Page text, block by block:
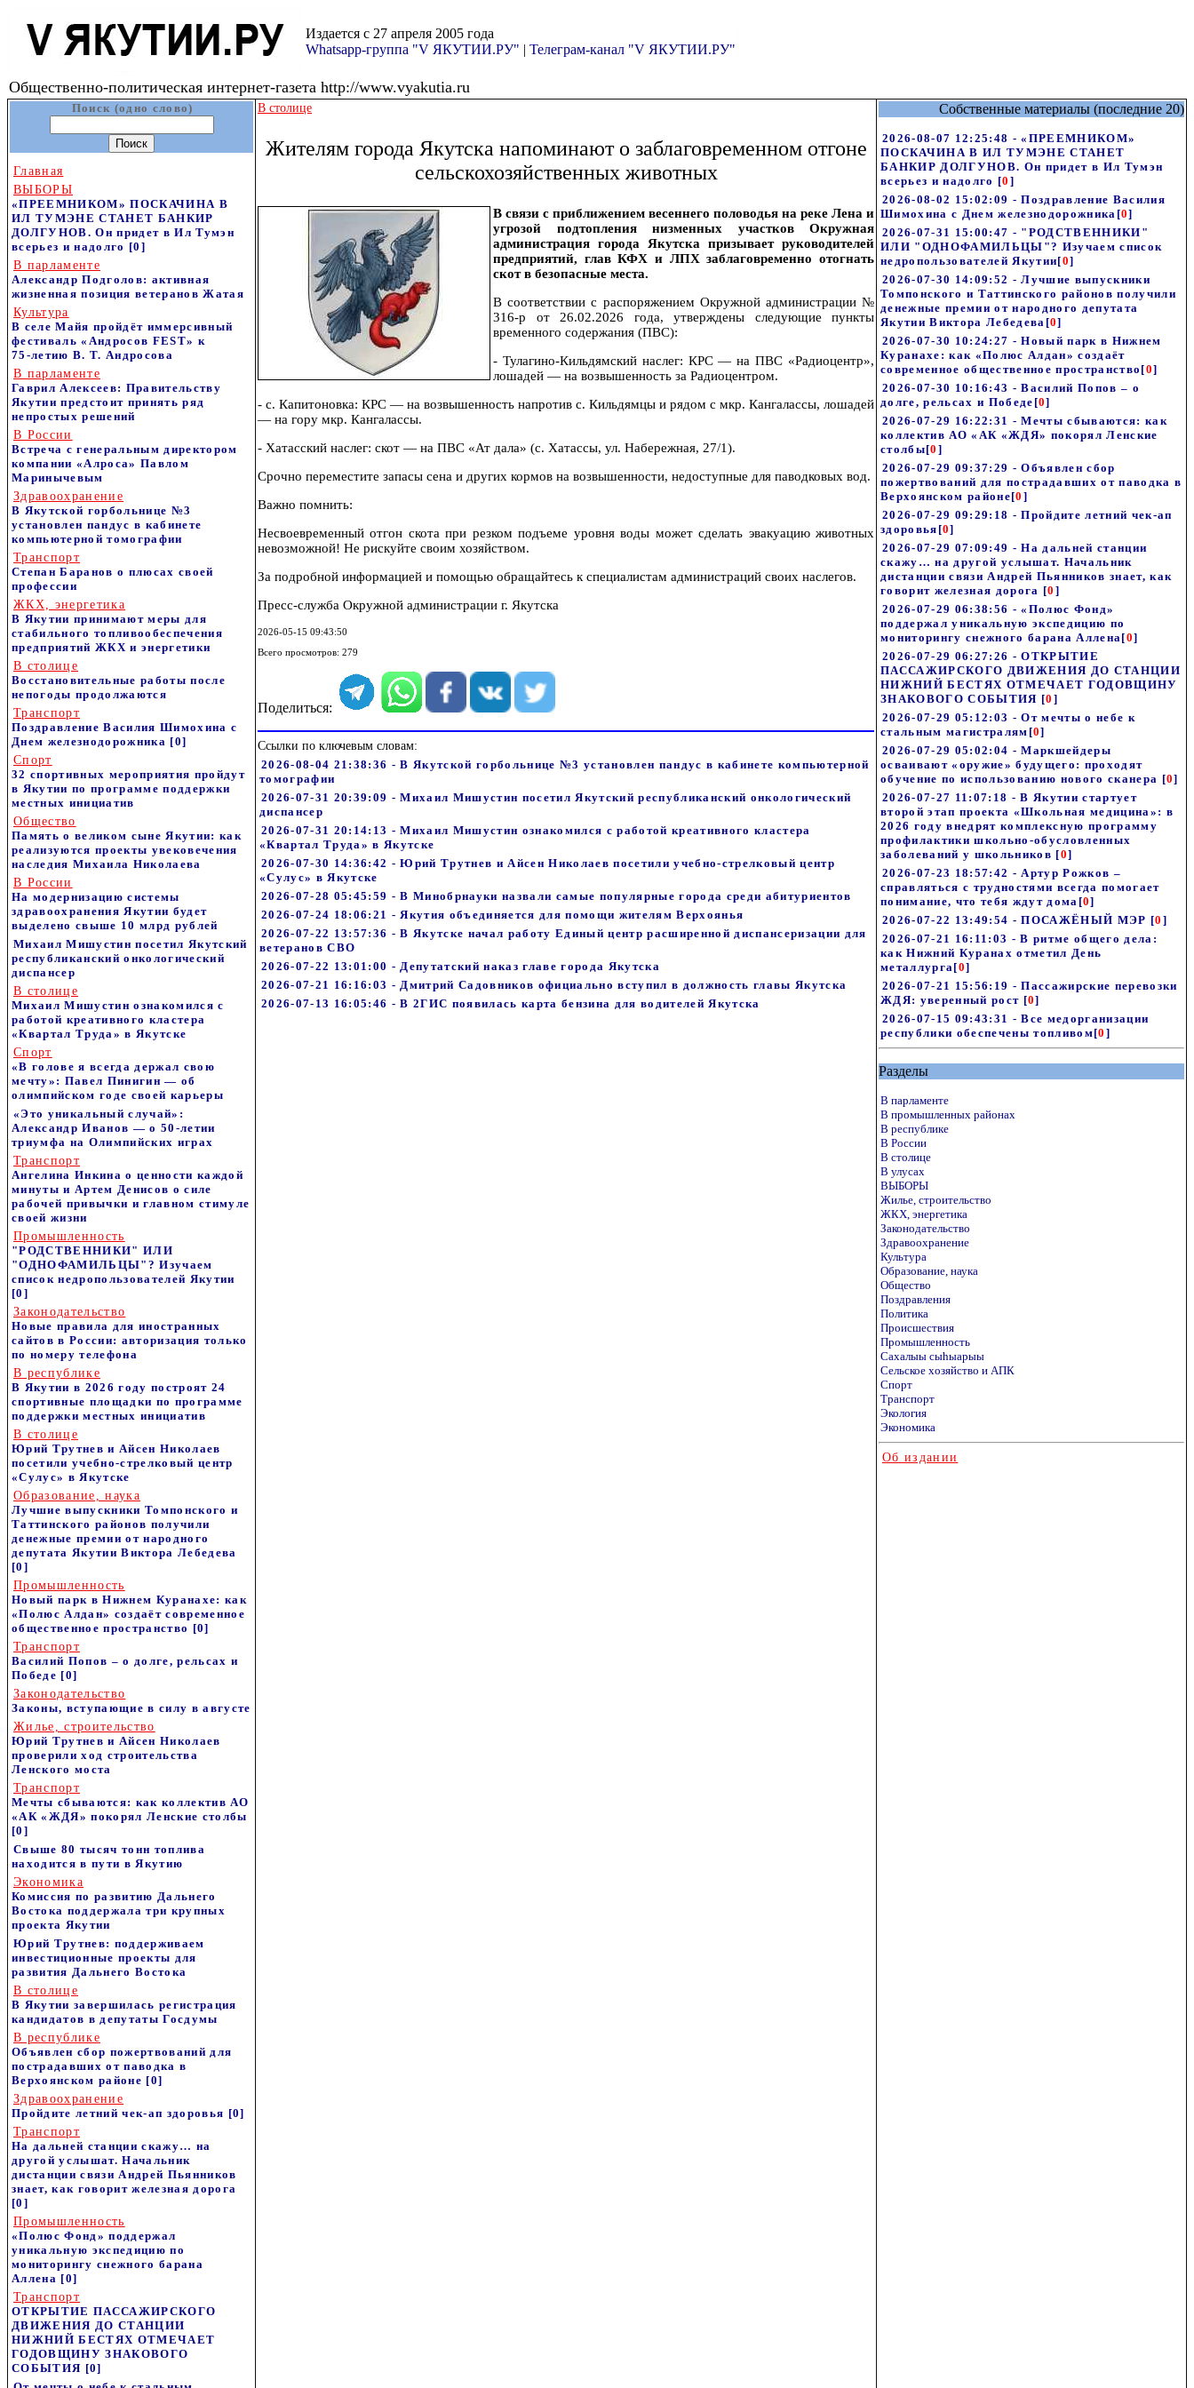
Издается с 27 апреля 2005 года
Whatsapp-группа "V ЯКУТИИ.РУ" | Телеграм-канал "V ЯКУТИИ.РУ"
Общественно-политическая интернет-газета http://www.vyakutia.ru
Поиск (одно слово)
Главная
ВЫБОРЫ
«ПРЕЕМНИКОМ» ПОСКАЧИНА В
ИЛ ТУМЭНЕ СТАНЕТ БАНКИР
ДОЛГУНОВ. Он придет в Ил Тумэн
всерьез и надолго [0]
В парламенте
Александр Подголов: активная
жизненная позиция ветеранов Жатая
Культура
В селе Майя пройдёт иммерсивный
фестиваль «Андросов FEST» к
75‑летию В. Т. Андросова
В парламенте
Гаврил Алексеев: Правительству
Якутии предстоит принять ряд
непростых решений
В России
Встреча с генеральным директором
компании «Алроса» Павлом
Маринычевым
Здравоохранение
В Якутской горбольнице №3
установлен пандус в кабинете
компьютерной томографии
Транспорт
Степан Баранов о плюсах своей
профессии
ЖКХ, энергетика
В Якутии принимают меры для
стабильного топливообеспечения
предприятий ЖКХ и энергетики
В столице
Восстановительные работы после
непогоды продолжаются
Транспорт
Поздравление Василия Шимохина с
Днем железнодорожника [0]
Спорт
32 спортивных мероприятия пройдут
в Якутии по программе поддержки
местных инициатив
Общество
Память о великом сыне Якутии: как
реализуются проекты увековечения
наследия Михаила Николаева
В России
На модернизацию системы
здравоохранения Якутии будет
выделено свыше 10 млрд рублей
Михаил Мишустин посетил Якутский
республиканский онкологический
диспансер
В столице
Михаил Мишустин ознакомился с
работой креативного кластера
«Квартал Труда» в Якутске
Спорт
«В голове я всегда держал свою
мечту»: Павел Пинигин — об
олимпийском годе своей карьеры
«Это уникальный случай»:
Александр Иванов — о 50-летии
триумфа на Олимпийских играх
Транспорт
Ангелина Инкина о ценности каждой
минуты и Артем Денисов о силе
рабочей привычки и главном стимуле
своей жизни
Промышленность
"РОДСТВЕННИКИ" ИЛИ
"ОДНОФАМИЛЬЦЫ"? Изучаем
список недропользователей Якутии
[0]
Законодательство
Новые правила для иностранных
сайтов в России: авторизация только
по номеру телефона
В республике
В Якутии в 2026 году построят 24
спортивные площадки по программе
поддержки местных инициатив
В столице
Юрий Трутнев и Айсен Николаев
посетили учебно-стрелковый центр
«Сулус» в Якутске
Образование, наука
Лучшие выпускники Томпонского и
Таттинского районов получили
денежные премии от народного
депутата Якутии Виктора Лебедева
[0]
Промышленность
Новый парк в Нижнем Куранахе: как
«Полюс Алдан» создаёт современное
общественное пространство [0]
Транспорт
Василий Попов – о долге, рельсах и
Победе [0]
Законодательство
Законы, вступающие в силу в августе
Жилье, строительство
Юрий Трутнев и Айсен Николаев
проверили ход строительства
Ленского моста
Транспорт
Мечты сбываются: как коллектив АО
«АК «ЖДЯ» покорял Ленские столбы
[0]
Свыше 80 тысяч тонн топлива
находится в пути в Якутию
Экономика
Комиссия по развитию Дальнего
Востока поддержала три крупных
проекта Якутии
Юрий Трутнев: поддерживаем
инвестиционные проекты для
развития Дальнего Востока
В столице
В Якутии завершилась регистрация
кандидатов в депутаты Госдумы
В республике
Объявлен сбор пожертвований для
пострадавших от паводка в
Верхоянском районе [0]
Здравоохранение
Пройдите летний чек-ап здоровья [0]
Транспорт
На дальней станции скажу… на
другой услышат. Начальник
дистанции связи Андрей Пьянников
знает, как говорит железная дорога
[0]
Промышленность
«Полюс Фонд» поддержал
уникальную экспедицию по
мониторингу снежного барана
Аллена [0]
Транспорт
ОТКРЫТИЕ ПАССАЖИРСКОГО
ДВИЖЕНИЯ ДО СТАНЦИИ
НИЖНИЙ БЕСТЯХ ОТМЕЧАЕТ
ГОДОВЩИНУ ЗНАКОВОГО
СОБЫТИЯ [0]
В столице
Жителям города Якутска напоминают о заблаговременном отгоне
сельскохозяйственных животных
В связи с приближением весеннего половодья на реке Лена и
угрозой подтопления низменных участков Окружная
администрация города Якутска призывает руководителей
предприятий, глав КФХ и ЛПХ заблаговременно отогнать
скот в безопасные места.
В соответствии с распоряжением Окружной администрации №
316-р от 26.02.2026 года, утверждены следующие пункты
временного содержания (ПВС):
- Тулагино-Кильдямский наслег: КРС — на ПВС «Радиоцентр»,
лошадей — на возвышенность за Радиоцентром.
- с. Капитоновка: КРС — на возвышенность напротив с. Кильдямцы и рядом с мкр. Кангалассы, лошадей
— на гору мкр. Кангалассы.
- Хатасский наслег: скот — на ПВС «Ат дала» (с. Хатассы, ул. Набережная, 27/1).
Срочно переместите запасы сена и других кормов на возвышенности, недоступные для паводковых вод.
Важно помнить:
Несвоевременный отгон скота при резком подъеме уровня воды может сделать эвакуацию животных
невозможной! Не рискуйте своим хозяйством.
За подробной информацией и помощью обращайтесь к специалистам администраций своих наслегов.
Пресс-служба Окружной администрации г. Якутска
2026-05-15 09:43:50
Всего просмотров: 279
Поделиться:
Ссылки по ключевым словам:
2026-08-04 21:38:36 - В Якутской горбольнице №3 установлен пандус в кабинете компьютерной
томографии
2026-07-31 20:39:09 - Михаил Мишустин посетил Якутский республиканский онкологический
диспансер
2026-07-31 20:14:13 - Михаил Мишустин ознакомился с работой креативного кластера
«Квартал Труда» в Якутске
2026-07-30 14:36:42 - Юрий Трутнев и Айсен Николаев посетили учебно-стрелковый центр
«Сулус» в Якутске
2026-07-28 05:45:59 - В Минобрнауки назвали самые популярные города среди абитуриентов
2026-07-24 18:06:21 - Якутия объединяется для помощи жителям Верхоянья
2026-07-22 13:57:36 - В Якутске начал работу Единый центр расширенной диспансеризации для
ветеранов СВО
2026-07-22 13:01:00 - Депутатский наказ главе города Якутска
2026-07-21 16:16:03 - Дмитрий Садовников официально вступил в должность главы Якутска
2026-07-13 16:05:46 - В 2ГИС появилась карта бензина для водителей Якутска
Собственные материалы (последние 20)
2026-08-07 12:25:48 - «ПРЕЕМНИКОМ»
ПОСКАЧИНА В ИЛ ТУМЭНЕ СТАНЕТ
БАНКИР ДОЛГУНОВ. Он придет в Ил Тумэн
всерьез и надолго [0 ]
2026-08-02 15:02:09 - Поздравление Василия
Шимохина с Днем железнодорожника [0]
2026-07-31 15:00:47 - "РОДСТВЕННИКИ"
ИЛИ "ОДНОФАМИЛЬЦЫ"? Изучаем список
недропользователей Якутии[0]
2026-07-30 14:09:52 - Лучшие выпускники
Томпонского и Таттинского районов получили
денежные премии от народного депутата
Якутии Виктора Лебедева [0]
2026-07-30 10:24:27 - Новый парк в Нижнем
Куранахе: как «Полюс Алдан» создаёт
современное общественное пространство [0]
2026-07-30 10:16:43 - Василий Попов – о
долге, рельсах и Победе [0]
2026-07-29 16:22:31 - Мечты сбываются: как
коллектив АО «АК «ЖДЯ» покорял Ленские
столбы[0 ]
2026-07-29 09:37:29 - Объявлен сбор
пожертвований для пострадавших от паводка в
Верхоянском районе[0 ]
2026-07-29 09:29:18 - Пройдите летний чек-ап
здоровья [0]
2026-07-29 07:09:49 - На дальней станции
скажу… на другой услышат. Начальник
дистанции связи Андрей Пьянников знает, как
говорит железная дорога [0 ]
2026-07-29 06:38:56 - «Полюс Фонд»
поддержал уникальную экспедицию по
мониторингу снежного барана Аллена[0]
2026-07-29 06:27:26 - ОТКРЫТИЕ
ПАССАЖИРСКОГО ДВИЖЕНИЯ ДО СТАНЦИИ
НИЖНИЙ БЕСТЯХ ОТМЕЧАЕТ ГОДОВЩИНУ
ЗНАКОВОГО СОБЫТИЯ [0 ]
2026-07-29 05:12:03 - От мечты о небе к
стальным магистралям [0]
2026-07-29 05:02:04 - Маркшейдеры
осваивают «оружие» будущего: проходят
обучение по использованию нового сканера [0]
2026-07-27 11:07:18 - В Якутии стартует
второй этап проекта «Школьная медицина»: в
2026 году внедрят комплексную программу
профилактики школьно-обусловленных
заболеваний у школьников [0]
2026-07-23 18:57:42 - Артур Рожков –
справляться с трудностями всегда помогает
понимание, что тебя ждут дома [0]
2026-07-22 13:49:54 - ПОСАЖЁНЫЙ МЭР [0 ]
2026-07-21 16:11:03 - В ритме общего дела:
как Нижний Куранах отметил День
металлурга[0]
2026-07-21 15:56:19 - Пассажирские перевозки
ЖДЯ: уверенный рост [0]
2026-07-15 09:43:31 - Все медорганизации
республики обеспечены топливом[0 ]
Разделы
В парламенте
В промышленных районах
В республике
В России
В столице
В улусах
ВЫБОРЫ
Жилье, строительство
ЖКХ, энергетика
Законодательство
Здравоохранение
Культура
Образование, наука
Общество
Поздравления
Политика
Происшествия
Промышленность
Сахалыы сыhыарыы
Сельское хозяйство и АПК
Спорт
Транспорт
Экология
Экономика
Об издании